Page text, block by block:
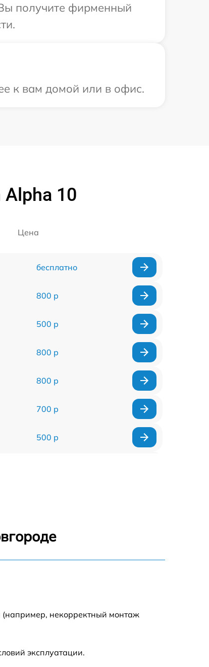
получите фирменный
к вам домой или в офис.
10
Цена
бесплатно
800 р
500 р
800 р
800 р
700 р
500 р
(например, некорректный монтаж
эксплуатации.